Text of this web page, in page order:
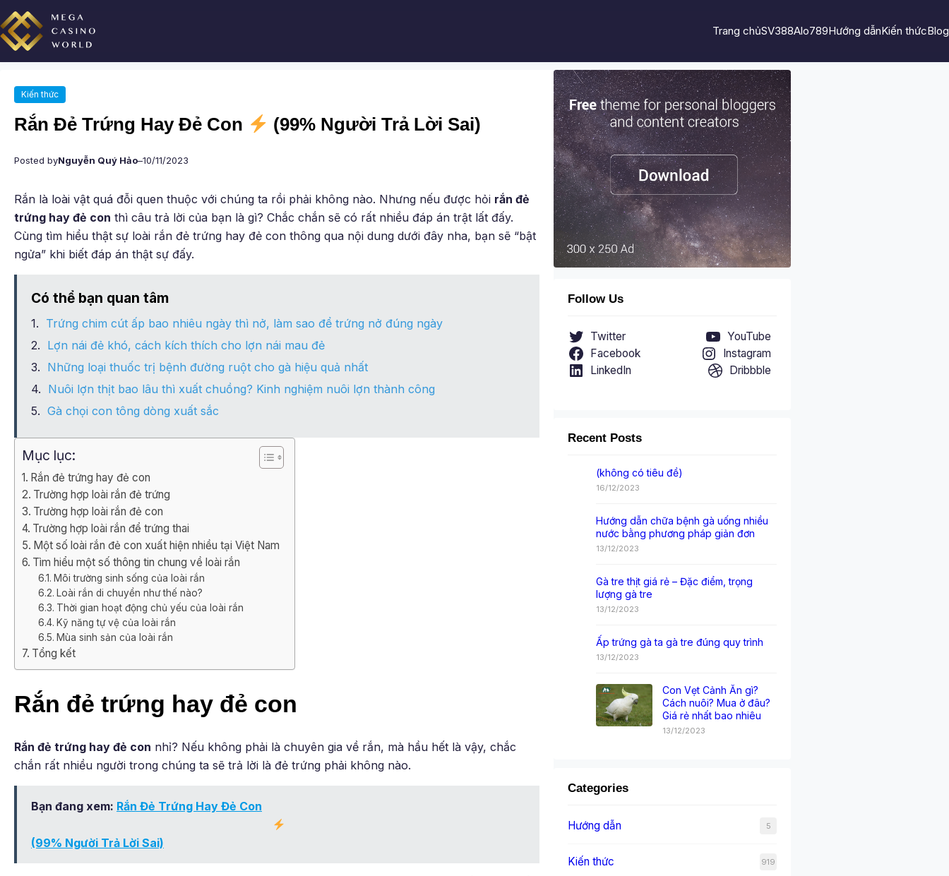
Chuyển
đến
phần
nội
Trang chủSV388Alo789Hướng dẫnKiến thứcBlog
Kiến thức
Rắn Đẻ Trứng Hay Đẻ Con (99% Người Trả Lời Sai)
Posted byNguyễn Quý Hảo–10/11/2023
Rắn là loài vật quá đỗi quen thuộc với chúng ta rồi phải không nào. Nhưng nếu được hỏi rắn đẻ
trứng hay đẻ con thì câu trả lời của bạn là gì? Chắc chắn sẽ có rất nhiều đáp án trật lất đấy.
Cùng tìm hiểu thật sự loài rắn đẻ trứng hay đẻ con thông qua nội dung dưới đây nha, bạn sẽ “bật
ngửa” khi biết đáp án thật sự đấy.
Có thể bạn quan tâm
Trứng chim cút ấp bao nhiêu ngày thì nở, làm sao để trứng nở đúng ngày
Lợn nái đẻ khó, cách kích thích cho lợn nái mau đẻ
Những loại thuốc trị bệnh đường ruột cho gà hiệu quả nhất
Nuôi lợn thịt bao lâu thì xuất chuồng? Kinh nghiệm nuôi lợn thành công
Gà chọi con tông dòng xuất sắc
Mục lục:
Rắn đẻ trứng hay đẻ con
Trường hợp loài rắn đẻ trứng
Trường hợp loài rắn đẻ con
Trường hợp loài rắn để trứng thai
Một số loài rắn đẻ con xuất hiện nhiều tại Việt Nam
Tìm hiểu một số thông tin chung về loài rắn
Môi trường sinh sống của loài rắn
Loài rắn di chuyển như thế nào?
Thời gian hoạt động chủ yếu của loài rắn
Kỹ năng tự vệ của loài rắn
Mùa sinh sản của loài rắn
Tổng kết
Rắn đẻ trứng hay đẻ con
Rắn đẻ trứng hay đẻ con nhỉ? Nếu không phải là chuyên gia về rắn, mà hầu hết là vậy, chắc
chắn rất nhiều người trong chúng ta sẽ trả lời là đẻ trứng phải không nào.
Bạn đang xem: Rắn Đẻ Trứng Hay Đẻ Con
(99% Người Trả Lời Sai)
Follow Us
Twitter
YouTube
Facebook
Instagram
LinkedIn
Dribbble
Recent Posts
(không có tiêu đề)
16/12/2023
Hướng dẫn chữa bệnh gà uống nhiều
nước bằng phương pháp giản đơn
13/12/2023
Gà tre thịt giá rẻ – Đặc điểm, trọng
lượng gà tre
13/12/2023
Ấp trứng gà ta gà tre đúng quy trình
13/12/2023
Con Vẹt Cảnh Ăn gì?
Cách nuôi? Mua ở đâu?
Giá rẻ nhất bao nhiêu
13/12/2023
Categories
Hướng dẫn 5
Kiến thức 919